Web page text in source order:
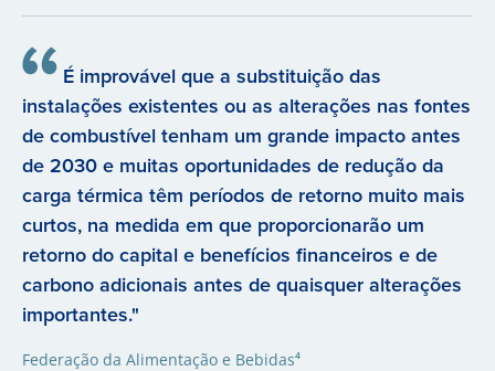
É improvável que a substituição das
instalações existentes ou as alterações nas fontes
de combustível tenham um grande impacto antes
de 2030 e muitas oportunidades de redução da
carga térmica têm períodos de retorno muito mais
curtos, na medida em que proporcionarão um
retorno do capital e benefícios financeiros e de
carbono adicionais antes de quaisquer alterações
importantes."
Federação da Alimentação e Bebidas⁴